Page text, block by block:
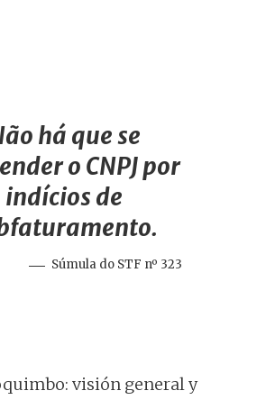
há que se
o CNPJ por
indícios de
Súmula do STF nº 323
visión general y